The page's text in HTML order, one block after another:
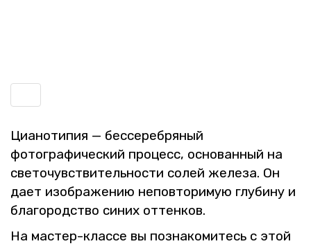
Ци­а­но­ти­пия — бес­се­реб­ря­ный
фо­то­гра­фи­че­ский про­цесс, ос­но­ван­ный на
све­то­чув­стви­тель­но­сти солей же­ле­за. Он
дает изоб­ра­же­нию непо­вто­ри­мую глу­би­ну и
бла­го­род­ство синих от­тен­ков.
На ма­стер-клас­се вы по­зна­ко­ми­тесь с этой